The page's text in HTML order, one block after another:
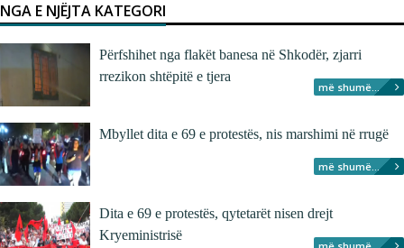
NGA E NJËJTA KATEGORI
Përfshihet nga flakët banesa në Shkodër, zjarri
rrezikon shtëpitë e tjera
më shumë...
Mbyllet dita e 69 e protestës, nis marshimi në rrugë
më shumë...
Dita e 69 e protestës, qytetarët nisen drejt
Kryeministrisë